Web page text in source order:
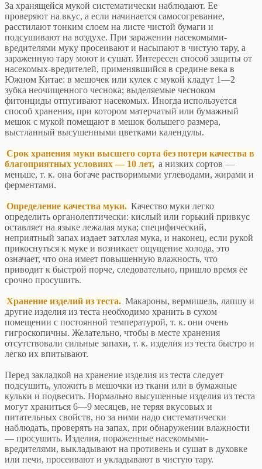
За хранящейся мукой систематически наблюдают. Ее
проверяют на вкус, а если начинается самосогревание,
расстилают тонким слоем на листе чистой бумаги и
подсушивают на воздухе. При заражении насекомыми-
вредителями муку просеивают и насыпают в чистую тару, а
зараженную тару моют и сушат. Интересен способ защиты от
насекомых-вредителей, применявшийся в средине века в
Южном Китае: в мешочек или кулек с мукой кладут 1—2
зубка неочищенного чеснока; выделяемые чесноком
фитонциды отпугивают насекомых. Иногда используется
способ хранения, при котором матерчатый или бумажный
мешок с мукой помещают в мешок большего размера,
выстланный высушенными цветками календулы.
Срок хранения муки высшего сорта без потери качества в
благоприятных условиях — 10 лет, а низких сортов —
меньше, т. к. она богаче растворимыми углеводами, жирами и
ферментами.
Определение качества муки. Качество муки легко
определить органолептически: кислый или горький привкус
оставляет на языке лежалая мука; специфический,
неприятный запах издает затхлая мука, и наконец, если рукой
прикоснуться к муке и возникает ощущение холода, это
означает, что она имеет повышенную влажность, что
приводит к быстрой порче, следовательно, пришло время ее
срочно просушить.
Хранение изделий из теста. Макароны, вермишель, лапшу и
другие изделия из теста необходимо хранить в сухом
помещении с постоянной температурой, т. к. они очень
гигроскопичны. Желательно, чтобы в месте хранения
отсутствовали сильные запахи, т. к. изделия из теста быстро и
легко их впитывают.
Перед закладкой на хранение изделия из теста следует
подсушить, уложить в мешочки из ткани или в бумажные
кульки и подвесить. Нормально высушенные изделия из теста
могут храниться 6—9 месяцев, не теряя вкусовых и
питательных свойств, но за ними надо систематически
наблюдать, проверять на запах, при обнаружении влажности
— просушить. Изделия, пораженные насекомыми-
вредителями, выкладывают на противень и сушат в духовке
или печи, просеивают и укладывают в чистую тару.